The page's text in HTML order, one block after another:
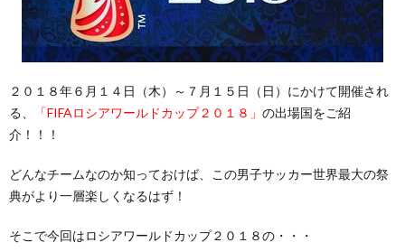
２０１８年６月１４日（木）～７月１５日（日）にかけて開催され
る、
「FIFAロシアワールドカップ２０１８」 の出場国をご紹
介！！！
どんなチームなのか知っておけば、この男子サッカー世界最大の祭
典がより一層楽しくなるはず！
そこで今回はロシアワールドカップ２０１８の・・・